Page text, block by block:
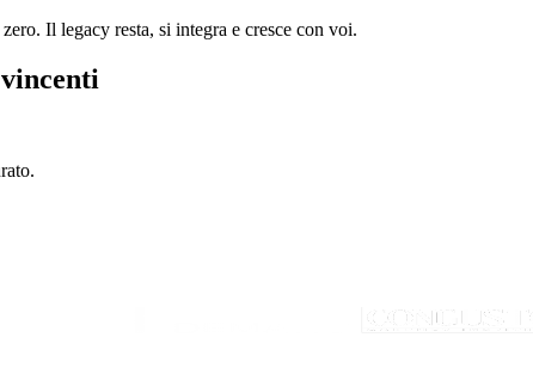
Il legacy resta, si integra e cresce con voi.